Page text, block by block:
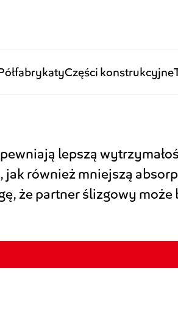
Części konstrukcyjne
lepszą
również mniejszą
że partner ślizgowy może